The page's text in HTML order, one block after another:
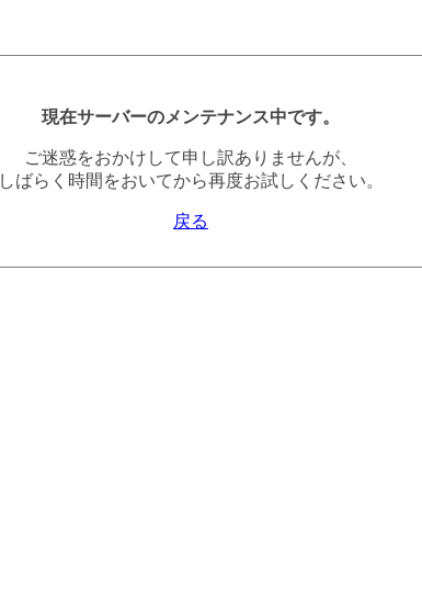
現在サーバーのメンテナンス中です。
ご迷惑をおかけして申し訳ありませんが、
しばらく時間をおいてから再度お試しください。
戻る